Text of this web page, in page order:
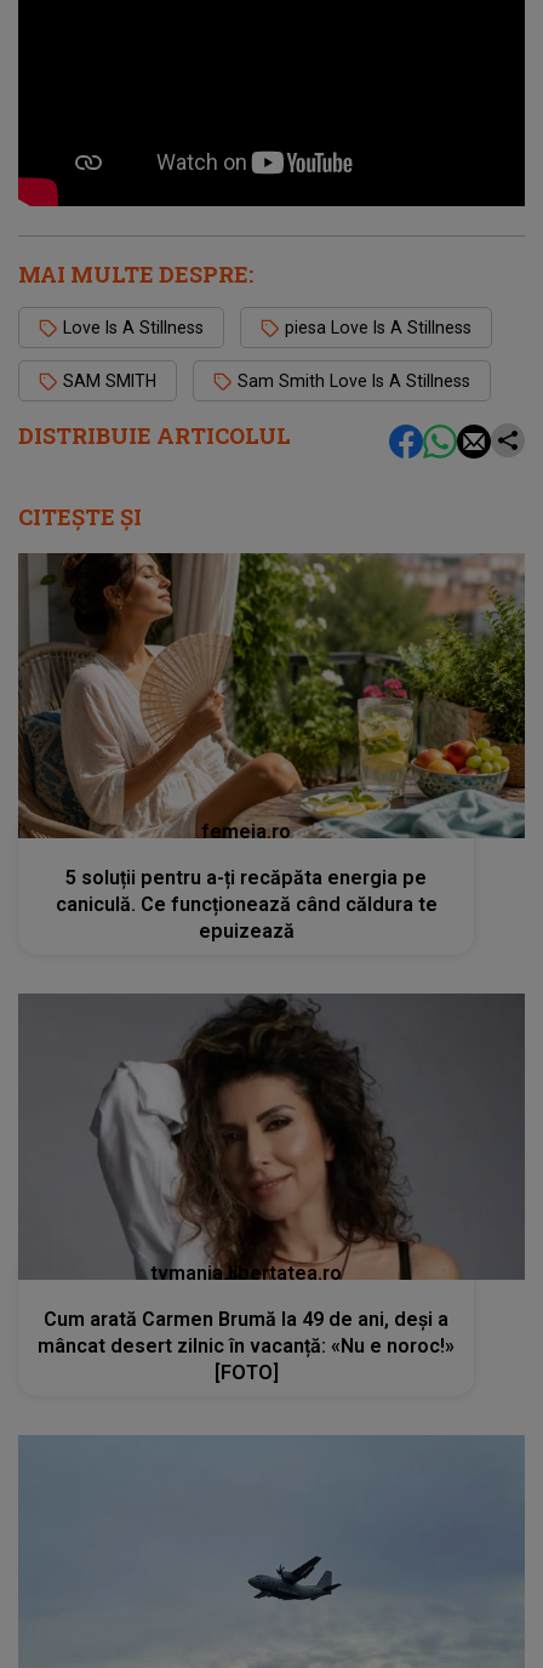
DISTRIBUIE ARTICOLUL
MAI MULTE DESPRE:
Love Is A Stillness piesa Love Is A Stillness
SAM SMITH Sam Smith Love Is A Stillness
CITEȘTE ȘI
femeia.ro
5 soluții pentru a-ți recăpăta energia pe
caniculă. Ce funcționează când căldura te
epuizează
tvmania.libertatea.ro
Cum arată Carmen Brumă la 49 de ani, deși a
mâncat desert zilnic în vacanță: «Nu e noroc!»
[FOTO]